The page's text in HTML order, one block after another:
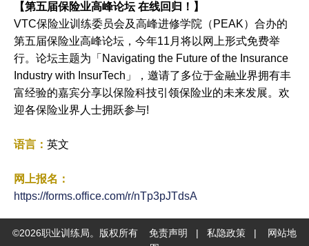
【第五届保险业高峰论坛 在线回归！】
VTC保险业训练委员会及高峰进修学院（PEAK）合办的
第五届保险业高峰论坛，今年11月将以网上形式免费举
行。论坛主题为「Navigating the Future of the Insurance
Industry with InsurTech」，邀请了多位于金融业界拥有丰
富经验的嘉宾分享以保险科技引领保险业的未来发展。欢
迎各保险业界人士拥跃参与!
语言： 英文
网上报名：
https://forms.office.com/r/nTp3pJTdsA
©2026职业训练局。版权所有 免责声明 | 私隐政策 | 网站地